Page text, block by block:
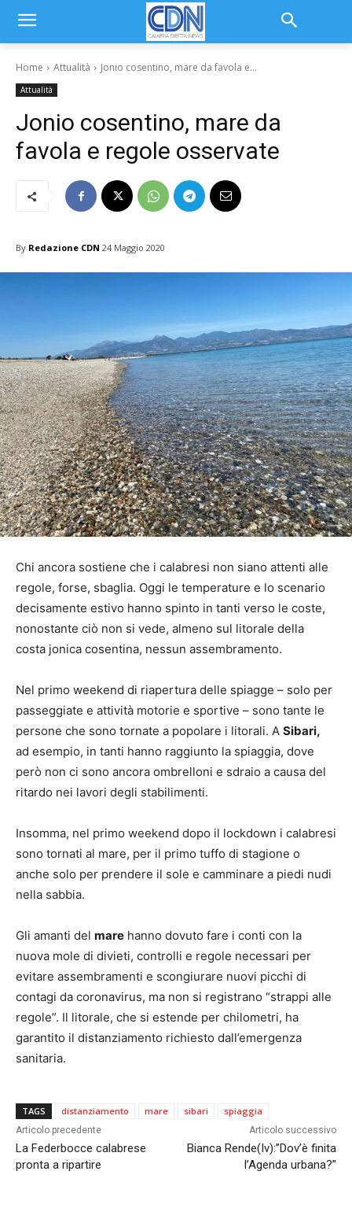
Home Attualità Jonio cosentino, mare da favola e...
Attualità
Jonio cosentino, mare da
favola e regole osservate
By Redazione CDN 24 Maggio 2020
Chi ancora sostiene che i calabresi non siano attenti alle
regole, forse, sbaglia. Oggi le temperature e lo scenario
decisamente estivo hanno spinto in tanti verso le coste,
nonostante ciò non si vede, almeno sul litorale della
costa jonica cosentina, nessun assembramento.
Nel primo weekend di riapertura delle spiagge – solo per
passeggiate e attività motorie e sportive – sono tante le
persone che sono tornate a popolare i litorali. A Sibari,
ad esempio, in tanti hanno raggiunto la spiaggia, dove
però non ci sono ancora ombrelloni e sdraio a causa del
ritardo nei lavori degli stabilimenti.
Insomma, nel primo weekend dopo il lockdown i calabresi
sono tornati al mare, per il primo tuffo di stagione o
anche solo per prendere il sole e camminare a piedi nudi
nella sabbia.
Gli amanti del mare hanno dovuto fare i conti con la
nuova mole di divieti, controlli e regole necessari per
evitare assembramenti e scongiurare nuovi picchi di
contagi da coronavirus, ma non si registrano “strappi alle
regole”. Il litorale, che si estende per chilometri, ha
garantito il distanziamento richiesto dall’emergenza
sanitaria.
TAGS distanziamento mare sibari spiaggia
Articolo precedente
La Federbocce calabrese
pronta a ripartire
Articolo successivo
Bianca Rende(Iv):”Dov’è finita
l’Agenda urbana?”